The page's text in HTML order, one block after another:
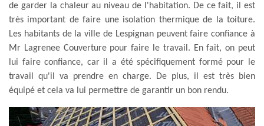
de garder la chaleur au niveau de l'habitation. De ce fait, il est
très important de faire une isolation thermique de la toiture.
Les habitants de la ville de Lespignan peuvent faire confiance à
Mr Lagrenee Couverture pour faire le travail. En fait, on peut
lui faire confiance, car il a été spécifiquement formé pour le
travail qu'il va prendre en charge. De plus, il est très bien
équipé et cela va lui permettre de garantir un bon rendu.